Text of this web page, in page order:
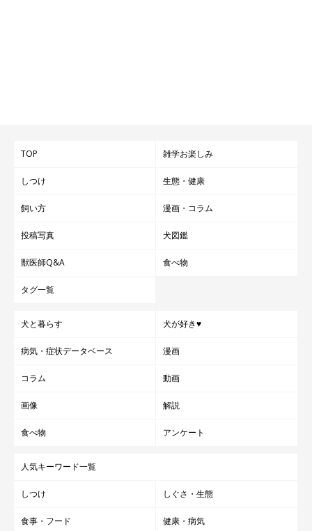
TOP 雑学お楽しみ
しつけ 生態・健康
飼い方 漫画・コラム
投稿写真 犬図鑑
獣医師Q&A 食べ物
タグ一覧
犬と暮らす 犬が好き♥
病気・症状データベース 漫画
コラム 動画
画像 解説
食べ物 アンケート
人気キーワード一覧
しつけ しぐさ・生態
食事・フード 健康・病気